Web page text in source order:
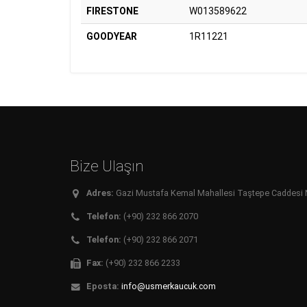
FIRESTONE W013589622
GOODYEAR 1R11221
Bize Ulaşın
Adres: Gazi Mustafa Kemal Mahallesi Taştepe Caddesi
Telefon: (+90) 232 866 2070
Telefon: (+90) 232 866 2071
Fax: (+90) 232 866 2233
Eposta: info@usmerkaucuk.com